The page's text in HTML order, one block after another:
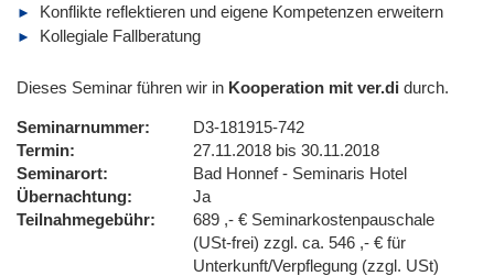
Konflikte reflektieren und eigene Kompetenzen erweitern
Kollegiale Fallberatung
Dieses Seminar führen wir in Kooperation mit ver.di durch.
Seminarnummer
D3-181915-742
Termin
27.11.2018 bis 30.11.2018
Seminarort
Bad Honnef - Seminaris Hotel
Übernachtung
Ja
Teilnahmegebühr
689 ,- € Seminarkostenpauschale
(USt-frei) zzgl. ca. 546 ,- € für
Unterkunft/Verpflegung (zzgl. USt)